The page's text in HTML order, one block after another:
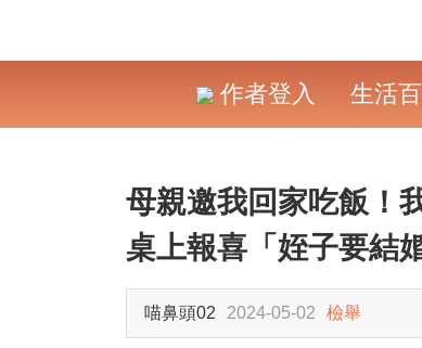
作者登入 生活
母親邀我回家吃飯！
桌上報喜「姪子要結
喵鼻頭02 2024-05-02 檢舉